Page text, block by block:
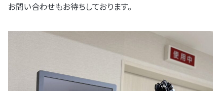
お問い合わせもお待ちしております。